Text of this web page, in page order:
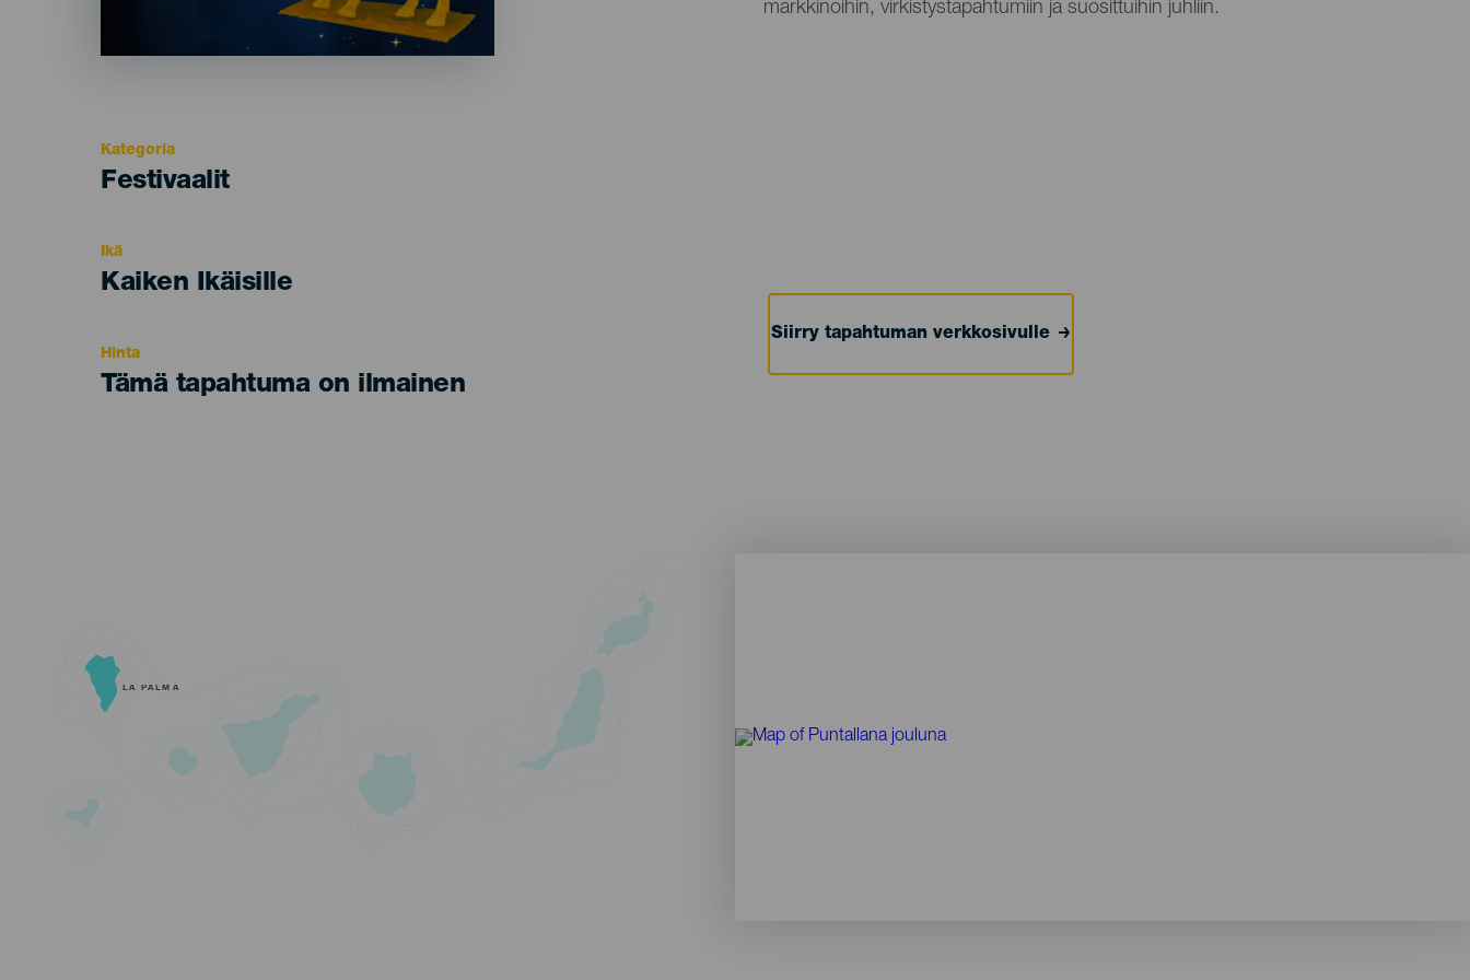
markkinoihin, virkistystapahtumiin ja suosittuihin juhliin.
Kategoria
Categoría
Festivaalit
Ikä
Edad
Kaiken Ikäisille
Hinta
Tämä tapahtuma on ilmainen
Siirry tapahtuman verkkosivulle
LA PALMA